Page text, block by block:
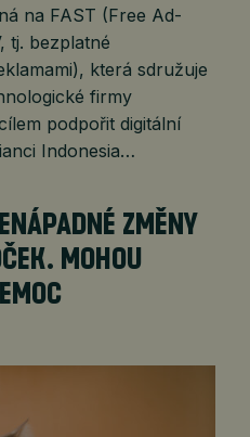
na FAST (Free Ad-
tj. bezplatné
která sdružuje
firmy
podpořit digitální
Indonesia…
ZMĚNY
MOHOU